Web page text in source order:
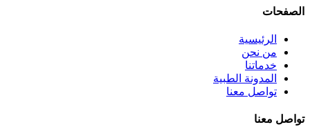
الصفحات
الرئيسية
من نحن
خدماتنا
المدونة الطبية
تواصل معنا
تواصل معنا